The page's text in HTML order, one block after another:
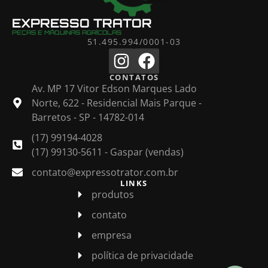
EXPRESSO TRATOR
PEÇAS E MÁQUINAS AGRÍCOLAS
51.495.994/0001-03
CONTATOS
Av. MP 17 Vitor Edson Marques Lado
Norte, 622 - Residencial Mais Parque -
Barretos - SP - 14782-014
(17) 99194-4028
(17) 99130-5611 - Gaspar (vendas)
contato@expressotrator.com.br
LINKS
produtos
contato
empresa
política de privacidade